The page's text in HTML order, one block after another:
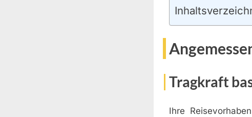
Tragkraft
Ihre